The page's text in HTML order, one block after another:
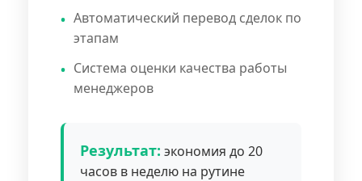
Автоматический перевод сделок по
этапам
Система оценки качества работы
менеджеров
Результат: экономия до 20
часов в неделю на рутине